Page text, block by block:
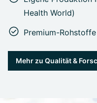
Health World)
Premium-
Mehr zu Qualität &